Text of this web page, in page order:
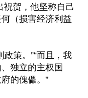
祝贺，他坚称自己
（损害经济利益
策。”“而且，我
独立的主权国
的傀儡。”